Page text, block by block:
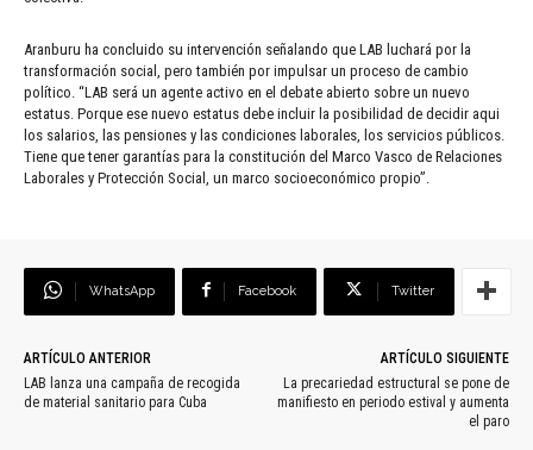
Aranburu ha concluido su intervención señalando que LAB luchará por la
transformación social, pero también por impulsar un proceso de cambio
político. “LAB será un agente activo en el debate abierto sobre un nuevo
estatus. Porque ese nuevo estatus debe incluir la posibilidad de decidir aqui
los salarios, las pensiones y las condiciones laborales, los servicios públicos.
Tiene que tener garantías para la constitución del Marco Vasco de Relaciones
Laborales y Protección Social, un marco socioeconómico propio”.
WhatsApp Facebook Twitter
ARTÍCULO ANTERIOR
LAB lanza una campaña de recogida
de material sanitario para Cuba
ARTÍCULO SIGUIENTE
La precariedad estructural se pone de
manifiesto en periodo estival y aumenta
el paro